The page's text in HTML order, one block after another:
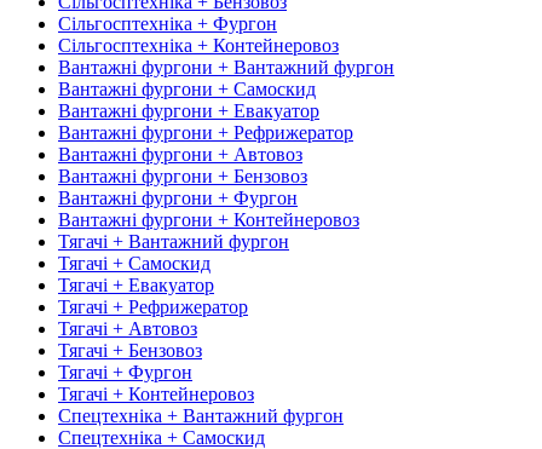
Сільгосптехніка + Фургон
Сільгосптехніка + Контейнеровоз
Вантажні фургони + Вантажний фургон
Вантажні фургони + Самоскид
Вантажні фургони + Евакуатор
Вантажні фургони + Рефрижератор
Вантажні фургони + Автовоз
Вантажні фургони + Бензовоз
Вантажні фургони + Фургон
Вантажні фургони + Контейнеровоз
Тягачі + Вантажний фургон
Тягачі + Самоскид
Тягачі + Евакуатор
Тягачі + Рефрижератор
Тягачі + Автовоз
Тягачі + Бензовоз
Тягачі + Фургон
Тягачі + Контейнеровоз
Спецтехніка + Вантажний фургон
Спецтехніка + Самоскид